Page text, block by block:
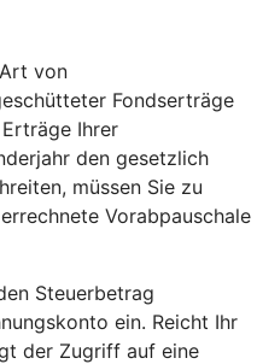
von
Fondserträge
Ihrer
den gesetzlich
müssen Sie zu
Vorabpauschale
Steuerbetrag
ein. Reicht Ihr
der Zugriff auf eine